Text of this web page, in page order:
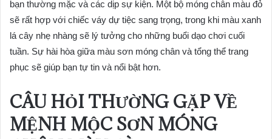
bạn thường mặc và các dịp sự kiện. Một bộ móng chân màu đỏ
sẽ rất hợp với chiếc váy dự tiệc sang trọng, trong khi màu xanh
lá cây nhẹ nhàng sẽ lý tưởng cho những buổi dạo chơi cuối
tuần. Sự hài hòa giữa màu sơn móng chân và tổng thể trang
phục sẽ giúp bạn tự tin và nổi bật hơn.
CÂU HỎI THƯỜNG GẶP VỀ
MỆNH MỘC SƠN MÓNG